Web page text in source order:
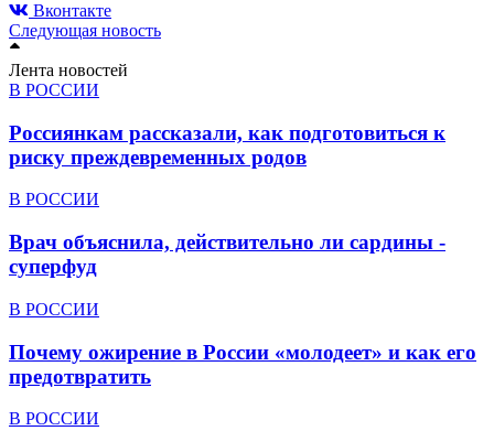
Вконтакте
Следующая новость
Лента новостей
В РОССИИ
Россиянкам рассказали, как подготовиться к
риску преждевременных родов
В РОССИИ
Врач объяснила, действительно ли сардины -
суперфуд
В РОССИИ
Почему ожирение в России «молодеет» и как его
предотвратить
В РОССИИ